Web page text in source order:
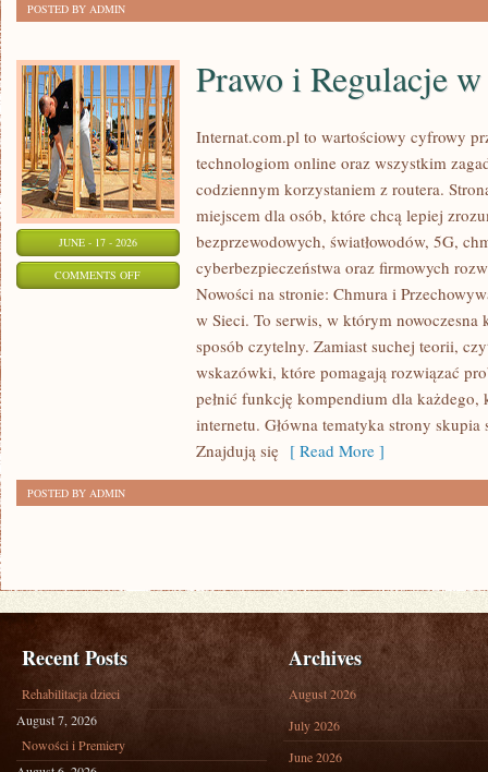
POSTED BY ADMIN
JUNE - 17 - 2026
COMMENTS OFFON
REGULACJE
INTERNECIE
Prawo i Regulacje
Internat.com.pl to wartościowy cyfrowy
technologiom online oraz wszystkim
codziennym korzystaniem z routera.
miejscem dla osób, które chcą lepiej
bezprzewodowych, światłowodów, 5G,
cyberbezpieczeństwa oraz firmowych
Nowości na stronie: Chmura i
w Sieci. To serwis, w którym nowoczesna
sposób czytelny. Zamiast suchej teorii,
wskazówki, które pomagają rozwiązać
pełnić funkcję kompendium dla
internetu. Główna tematyka strony
Znajdują się [ Read More ]
POSTED BY ADMIN
Recent Posts
Rehabilitacja dzieci
August 7, 2026
Nowości i Premiery
Archives
August 2026
July 2026
June 2026